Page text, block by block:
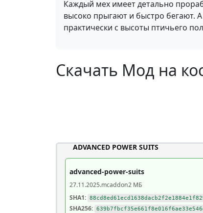
Каждый мех имеет детально
высоко прыгают и быстро бегают.
практически с высоты птичьего
Скачать Мод на
ADVANCED POWER SUITS
advanced-power-suits
27.11.2025.mcaddon2 МБ
SHA1:
SHA256: